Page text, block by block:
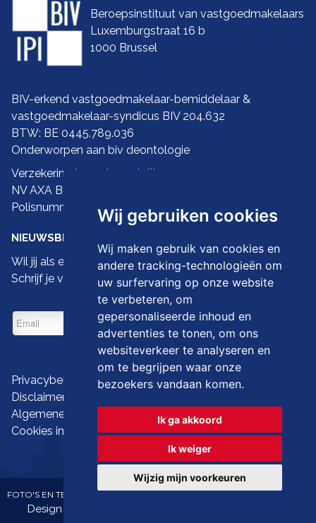
Wij gebruiken cookies
Wij maken gebruik van cookies en
andere tracking-technologieën om
uw surfervaring op onze website
te verbeteren, om
gepersonaliseerde inhoud en
advertenties te tonen, om ons
websiteverkeer te analyseren en
om te begrijpen waar onze
bezoekers vandaan komen.
Ik ga akkoord
Ik weiger
Wijzig mijn voorkeuren
Beroepsinstituut van vastgoedmakelaars
Luxemburgstraat 16 b
1000 Brussel
BIV-erkend vastgoedmakelaar-bemiddelaar &
vastgoedmakelaar-syndicus BIV 204.632
BTW: BE 0445.789.036
Onderworpen aan biv deontologie
Verzekering ba en borgstelling:
NV AXA Belgium
Polisnummer 730.390.160
NIEUWSBRIEF
Wil jij als eerste de nieuwste droomwoningen zien?
Schrijf je vandaag dan in op onze nieuwsbrief
Privacybeleid
Disclaimer
Algemene gebruiksvoorwaarden
Cookies instellen
FOTO'S EN TEKST COPYRIGHT © IMMO LANGEVELD
Design en broncode copyright © Omnicasa -